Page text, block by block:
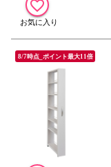
8/7時点_ポイント最大11倍